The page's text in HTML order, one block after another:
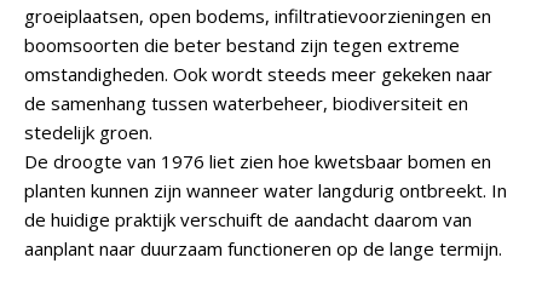
groeiplaatsen, open bodems, infiltratievoorzieningen en
boomsoorten die beter bestand zijn tegen extreme
omstandigheden. Ook wordt steeds meer gekeken naar
de samenhang tussen waterbeheer, biodiversiteit en
stedelijk groen.
De droogte van 1976 liet zien hoe kwetsbaar bomen en
planten kunnen zijn wanneer water langdurig ontbreekt. In
de huidige praktijk verschuift de aandacht daarom van
aanplant naar duurzaam functioneren op de lange termijn.